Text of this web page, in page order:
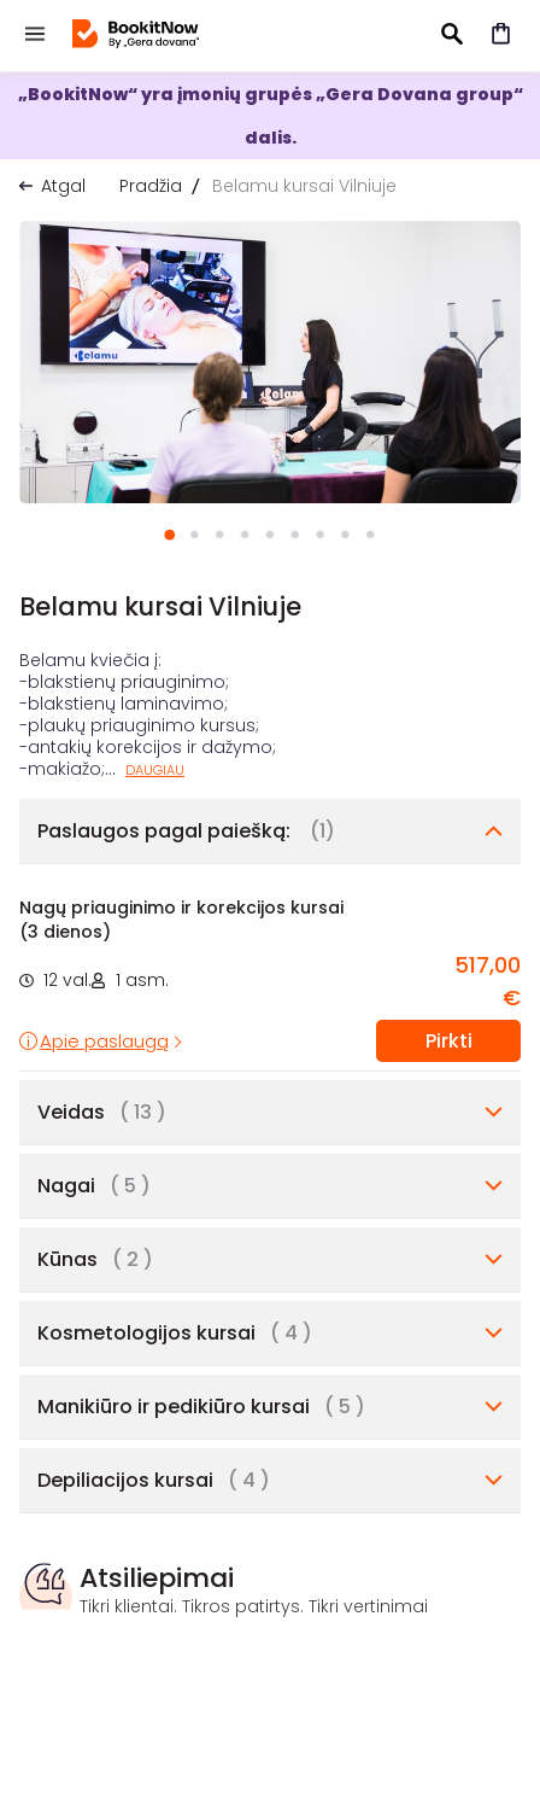
IEŠKOTI
„BookitNow“ yra įmonių grupės „Gera Dovana group“
dalis.
Atgal
Pradžia Belamu kursai Vilniuje
Belamu kursai Vilniuje
Belamu kviečia į:
-blakstienų priauginimo;
-blakstienų laminavimo;
-plaukų priauginimo kursus;
-antakių korekcijos ir dažymo;
-makiažo;... DAUGIAU
Paslaugos pagal paiešką: (1)
Nagų priauginimo ir korekcijos kursai
(3 dienos)
12 val. 1 asm.
517,00
€
Apie paslaugą Pirkti
Veidas ( 13 )
Nagai ( 5 )
Kūnas ( 2 )
Kosmetologijos kursai ( 4 )
Manikiūro ir pedikiūro kursai ( 5 )
Depiliacijos kursai ( 4 )
Atsiliepimai
Tikri klientai. Tikros patirtys. Tikri vertinimai